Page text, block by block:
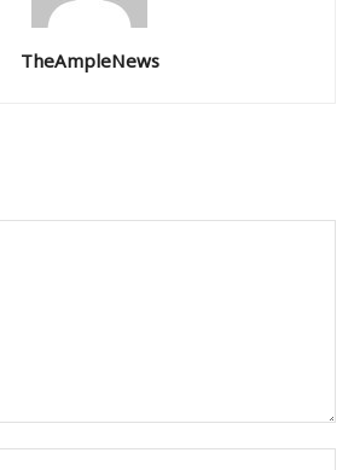
TheAmpleNews